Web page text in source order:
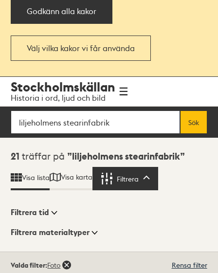
Godkänn alla kakor
Välj vilka kakor vi får använda
navigationen
huvudinnehållet
Stockholmskällan
Historia i ord, ljud och bild
Sök
Sök
Sökresultat
21 träffar på liljeholmens stearinfabrik
Visa lista Visa karta Filtrera
Visningsläge
Filtrera tid
Filtrera materialtyper
träffar
Valda filter:Foto Rensa filter